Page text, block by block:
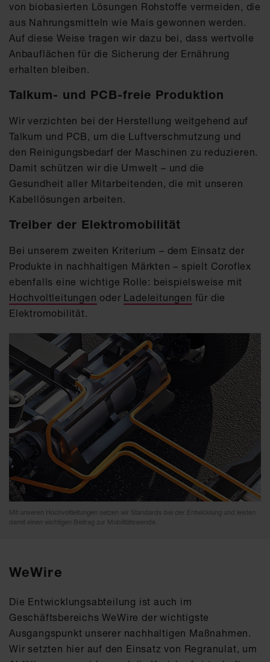
von biobasierten Lösungen Rohstoffe vermeiden, die
aus Nahrungsmitteln wie Mais gewonnen werden.
Auf diese Weise tragen wir dazu bei, dass wertvolle
Anbauflächen für die Sicherung der Ernährung
erhalten bleiben.
Talkum- und PCB-freie Produktion
Wir verzichten bei der Herstellung weitgehend auf
Talkum und PCB, um die Luftverschmutzung und
den Reinigungsbedarf der Maschinen zu reduzieren.
Damit schützen wir die Umwelt – und die
Gesundheit aller Mitarbeitenden, die mit unseren
Kabellösungen arbeiten.
Treiber der Elektromobilität
Bei unserem zweiten Kriterium – dem Einsatz der
Produkte in nachhaltigen Märkten – spielt Coroflex
ebenfalls eine wichtige Rolle: beispielsweise mit
Hochvoltleitungen oder Ladeleitungen für die
Elektromobilität.
Mit unseren Hochvoltleitungen setzen wir Standards bei der Entwicklung und leisten
damit einen wichtigen Beitrag zur Mobilitätswende.
WeWire
Die Entwicklungsabteilung ist auch im
Geschäftsbereichs WeWire der wichtigste
Ausgangspunkt unserer nachhaltigen Maßnahmen.
Wir setzten hier auf den Einsatz von Regranulat, um